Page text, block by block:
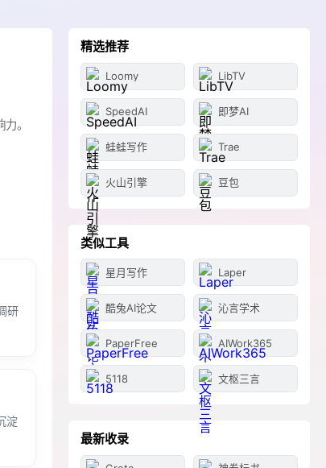
。
研
淀
精选推荐
Loomy LibTV
SpeedAI 即梦AI
蛙蛙写作 Trae
火山引擎 豆包
类似工具
星月写作 Laper
酷兔AI论文 沁言学术
PaperFree AIWork365
5118 文枢三言
最新收录